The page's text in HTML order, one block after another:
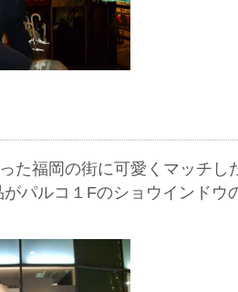
た福岡の街に可愛くマッチ
パルコ１Fのショウインドウ